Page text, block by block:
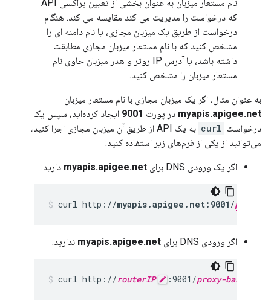
نام مستعار میزبان به عنوان بخشی از تعیین پراکسی API
که درخواست را مدیریت می کند مقایسه می کند. هنگام
درخواست از طریق یک میزبان مجازی، یا نام دامنه ای را
مشخص کنید که با نام مستعار میزبان مجازی مطابقت
داشته باشد، یا آدرس IP روتر و هدر میزبان حاوی نام
مستعار میزبان را مشخص کنید.
به عنوان مثال، اگر یک میزبان مجازی با نام مستعار میزبان
myapis.apigee.net در پورت 9001 ایجاد کرده‌اید، سپس یک
درخواست curl
به یک API از طریق آن میزبان مجازی اجرا کنید،
می‌توانید از یکی از فرم‌های زیر استفاده کنید:
اگر یک ورودی DNS برای myapis.apigee.net دارید:
curl http://myapis.apigee.net:9001 /proxy-
اگر ورودی DNS برای myapis.apigee.net ندارید:
curl http://routerIP :9001/proxy-base-path